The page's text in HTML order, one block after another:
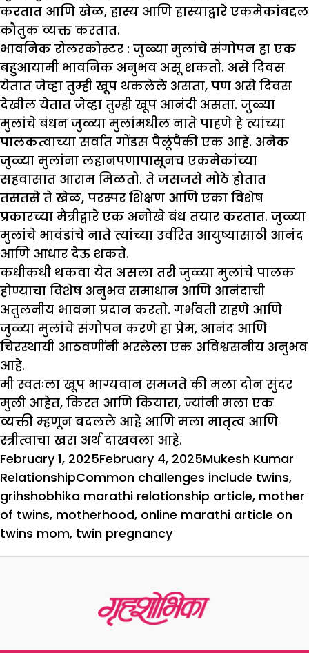
करतात आणि खेळ, हास्य आणि हास्याद्वारे एकमेकांबद्दल
कौतुक व्यक्त करतात.
भावनिक रोलरकोस्टर : जुळ्या मुलांचे संगोपन हा एक
बहुआयामी भावनिक अनुभव असू शकतो. असे दिवस
येतात जेव्हा तुम्ही खूप थकलेले असता, पण असे दिवस
देखील येतात जेव्हा तुम्ही खूप आनंदी असता. जुळ्या
मुलांचे बंधन जुळ्या मुलांमधील नाते पाहणे हे त्यांच्या
पालकत्वाच्या सर्वात गोंडस पैलूंपैकी एक आहे. अनेक
जुळ्या मुलांना लहानपणापासूनच एकमेकांच्या
सहवासात आराम मिळतो. ते जसजसे मोठे होतात
तसतसे ते खेळ, परस्पर शिक्षण आणि एका विशेष
प्रकारच्या मैत्रीद्वारे एक अनोखे बंध तयार करतात. जुळ्या
मुलांचे भावंडांचे नाते त्यांच्या उर्वरित आयुष्यासाठी आनंद
आणि आधार देऊ शकते.
कधीकधी थकवा येत असला तरी जुळ्या मुलांचे पालक
होण्याचा विशेष अनुभव समाधान आणि आनंदाची
अतुलनीय भावना प्रदान करतो. गर्भवती राहणे आणि
जुळ्या मुलांचे संगोपन करणे हा प्रेम, आनंद आणि
चिरस्थायी आठवणींनी भरलेला एक अविश्वसनीय अनुभव
आहे.
मी स्वतःला खूप भाग्यवान समजते की मला दोन सुंदर
मुली आहेत, किरत आणि कियारा, ज्यांनी मला एक
व्यक्ती म्हणून बदलले आहे आणि मला मातृत्व आणि
स्त्रीत्वाचा खरा अर्थ दाखवला आहे.
Posted
on
February 1, 2025February 4, 2025Author
Mukesh Kumar
RelationshipTags
Common challenges include twins,
grihshobhika marathi relationship article, mother
of twins, motherhood, online marathi article on
twins mom, twin pregnancy